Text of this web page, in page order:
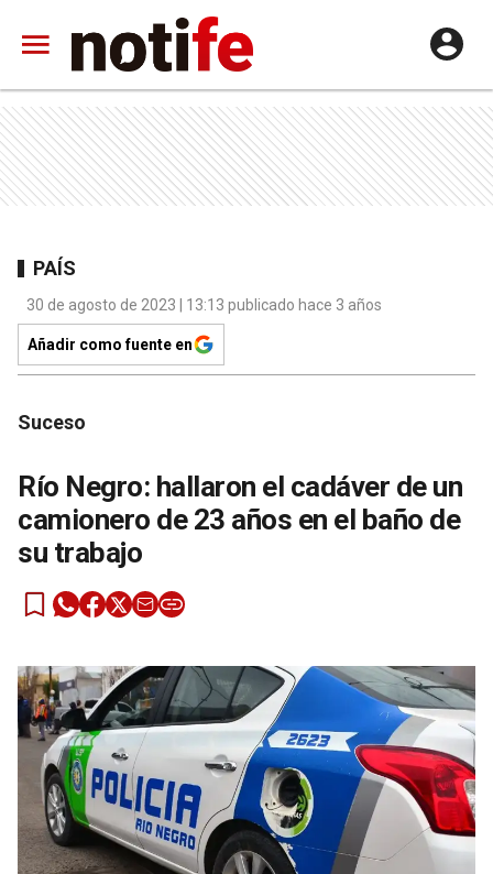
PAÍS
30 de agosto de 2023 | 13:13 publicado hace 3 años
Añadir como fuente en
Suceso
Río Negro: hallaron el cadáver de un
camionero de 23 años en el baño de
su trabajo